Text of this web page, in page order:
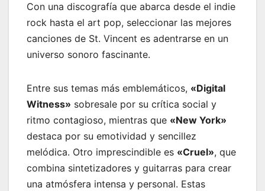
Con una discografía que abarca desde el indie
rock hasta el art pop, seleccionar las mejores
canciones de St. Vincent es adentrarse en un
universo sonoro fascinante.
Entre sus temas más emblemáticos, «Digital
Witness» sobresale por su crítica social y
ritmo contagioso, mientras que «New York»
destaca por su emotividad y sencillez
melódica. Otro imprescindible es «Cruel», que
combina sintetizadores y guitarras para crear
una atmósfera intensa y personal. Estas